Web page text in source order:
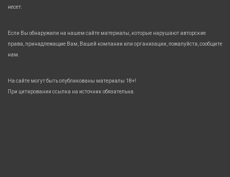
несет.
Если Вы обнаружили на нашем сайте материалы, которые нарушают авторские
права, принадлежащие Вам, Вашей компании или организации, пожалуйста, сообщите
нам.
На сайте могут быть опубликованы материалы 18+!
При цитировании ссылка на источник обязательна.